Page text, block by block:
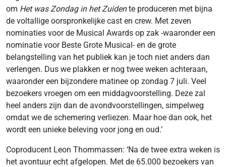
om Het was Zondag in het Zuidente produceren met bijna
de voltallige oorspronkelijke cast en crew. Met zeven
nominaties voor de Musical Awards op zak -waaronder een
nominatie voor Beste Grote Musical- en de grote
belangstelling van het publiek kan je toch niet anders dan
verlengen. Dus we plakken er nog twee weken achteraan,
waaronder een bijzondere matinee op zondag 7 juli. Veel
bezoekers vroegen om een middagvoorstelling. Deze zal
heel anders zijn dan de avondvoorstellingen, simpelweg
omdat we de schemering verliezen. Maar hoe dan ook, het
wordt een unieke beleving voor jong en oud.’
Coproducent Leon Thommassen: ‘Na de twee extra weken is
het avontuur echt afgelopen. Met de 65.000 bezoekers van